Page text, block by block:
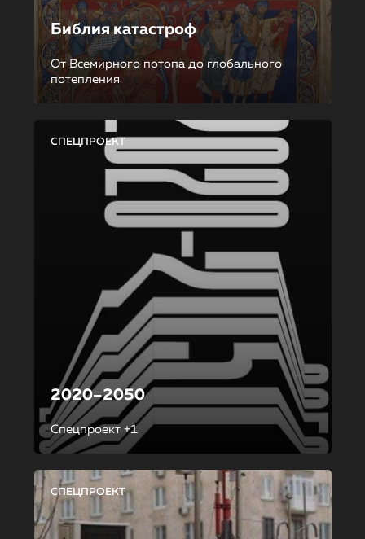
Библия катастроф
От Всемирного потопа до глобального
потепления
СПЕЦПРОЕКТ
2020–2050
Спецпроект +1
СПЕЦПРОЕКТ